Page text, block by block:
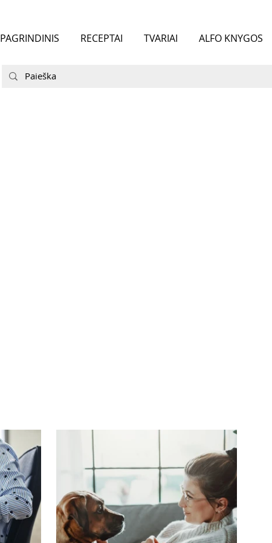
PAGRINDINIS RECEPTAI TVARIAI ALFO KNYGOS